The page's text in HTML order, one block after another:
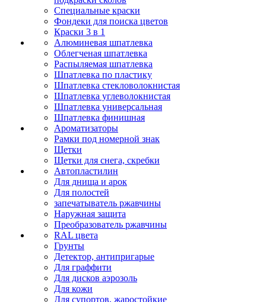
Специальные краски
Фондеки для поиска цветов
Краски 3 в 1
Алюминевая шпатлевка
Облегченая шпатлевка
Распыляемая шпатлевка
Шпатлевка по пластику
Шпатлевка стекловолокнистая
Шпатлевка углеволокнистая
Шпатлевка универсальная
Шпатлевка финишная
Ароматизаторы
Рамки под номерной знак
Щетки
Щетки для снега, скребки
Автопластилин
Для днища и арок
Для полостей
запечатыватель ржавчины
Наружная защита
Преобразователь ржавчины
RAL цвета
Грунты
Детектор, антипригарые
Для граффити
Для дисков аэрозоль
Для кожи
Для супортов, жаростойкие